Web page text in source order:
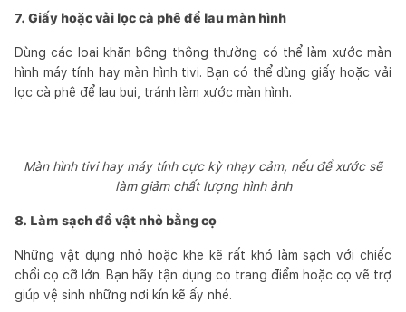
7. Giấy hoặc vải lọc cà phê để lau màn hình
Dùng các loại khăn bông thông thường có thể làm xước màn
hình máy tính hay màn hình tivi. Bạn có thể dùng giấy hoặc vải
lọc cà phê để lau bụi, tránh làm xước màn hình.
Màn hình tivi hay máy tính cực kỳ nhạy cảm, nếu để xước sẽ
làm giảm chất lượng hình ảnh
8. Làm sạch đồ vật nhỏ bằng cọ
Những vật dụng nhỏ hoặc khe kẽ rất khó làm sạch với chiếc
chổi cọ cỡ lớn. Bạn hãy tận dụng cọ trang điểm hoặc cọ vẽ trợ
giúp vệ sinh những nơi kín kẽ ấy nhé.